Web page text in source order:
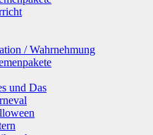
/ Wahrnehmung
und Das